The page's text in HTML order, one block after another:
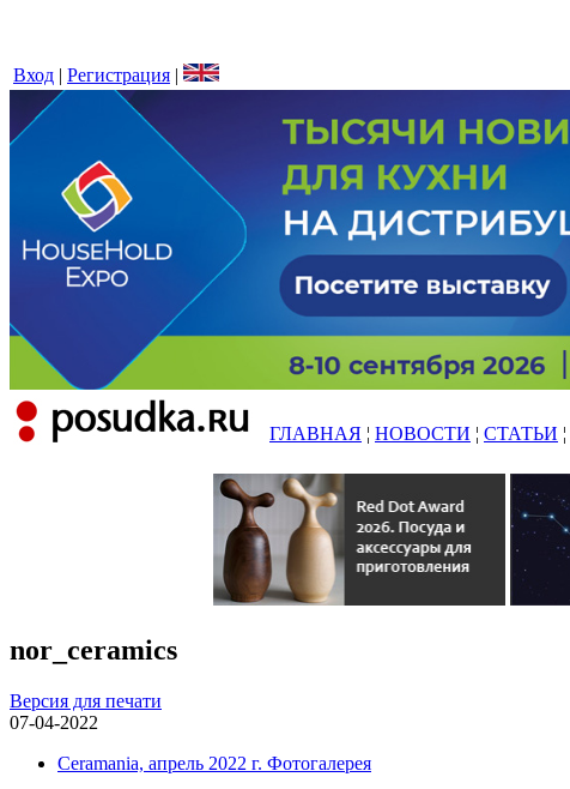
Вход | Регистрация |
ГЛАВНАЯ ¦ НОВОСТИ ¦ СТАТЬИ ¦
nor_ceramics
Версия для печати
07-04-2022
Ceramania, апрель 2022 г. Фотогалерея